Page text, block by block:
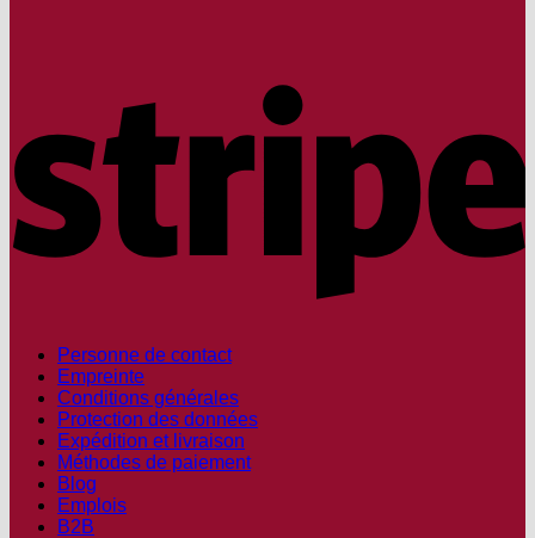
Personne de contact
Empreinte
Conditions générales
Protection des données
Expédition et livraison
Méthodes de paiement
Blog
Emplois
B2B